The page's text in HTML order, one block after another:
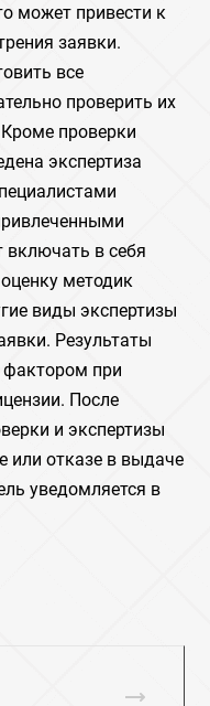
может привести к
заявки.
все
проверить их
проверки
экспертиза
включать в себя
методик
виды экспертизы
Результаты
при
После
и экспертизы
или отказе в выдаче
уведомляется в